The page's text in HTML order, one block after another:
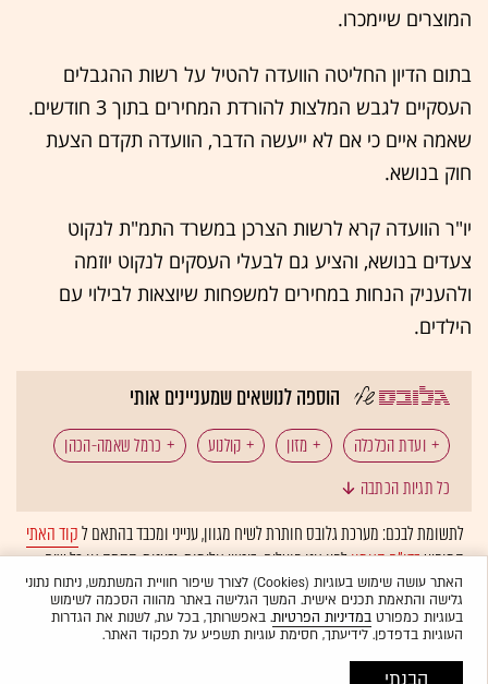
המוצרים שיימכרו.
בתום הדיון החליטה הוועדה להטיל על רשות ההגבלים
העסקיים לגבש המלצות להורדת המחירים בתוך 3 חודשים.
שאמה איים כי אם לא ייעשה הדבר, הוועדה תקדם הצעת
חוק בנושא.
יו"ר הוועדה קרא לרשות הצרכן במשרד התמ"ת לנקוט
צעדים בנושא, והציע גם לבעלי העסקים לנקוט יוזמה
ולהעניק הנחות במחירים למשפחות שיוצאות לבילוי עם
הילדים.
הוספה לנושאים שמעניינים אותי
ועדת הכלכלה מזון קולנוע כרמל שאמה-הכהן
יוקר המחיה
כל תגיות הכתבה
לתשומת לבכם: מערכת גלובס חותרת לשיח מגוון, ענייני ומכבד בהתאם לקוד האתי
המופיעבדו"ח האמוןלפיו אנו פועלים. ביטויי אלימות, גזענות, הסתה או כל שיח
בלתי הולם אחר מסוננים בצורהאוטומטיתולא יפורסמו באתר.
האתר עושה שימוש בעוגיות (Cookies) לצורך שיפור חוויית המשתמש, ניתוח נתוני
גלישה והתאמת תכנים אישית. המשך הגלישה באתר מהווה הסכמה לשימוש
בעוגיות כמפורטבמדיניות הפרטיות. באפשרותך, בכל עת, לשנות את הגדרות
העוגיות בדפדפן. לידיעתך, חסימת עוגיות תשפיע על תפקוד האתר.